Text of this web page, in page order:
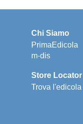
Chi Siamo
PrimaEdicola
m-dis
Store Locator
Trova